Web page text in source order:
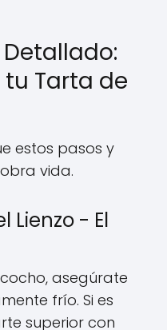
Detallado:
Tarta de
estos pasos y
vida.
Lienzo - El
asegúrate
frío. Si es
superior con